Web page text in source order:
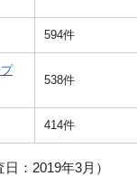
594件
538件
414件
：2019年3月）